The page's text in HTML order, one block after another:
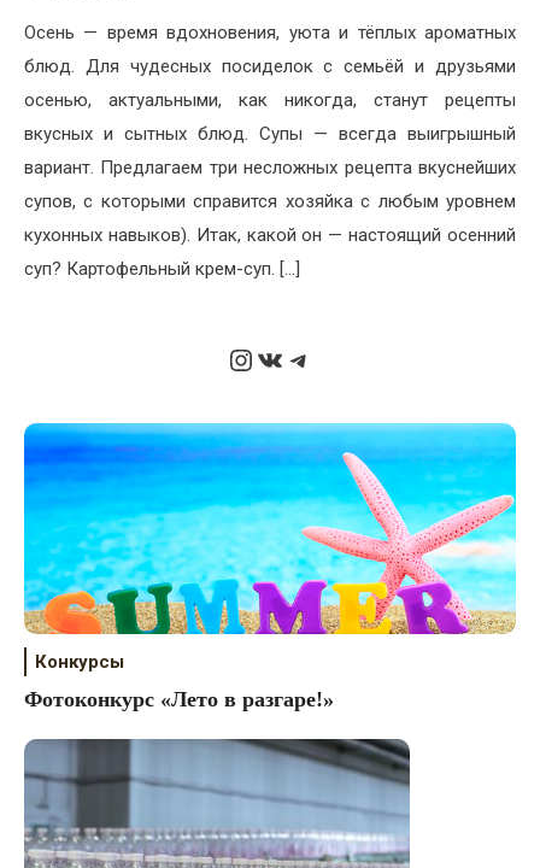
Осень — время вдохновения, уюта и тёплых ароматных
блюд. Для чудесных посиделок с семьёй и друзьями
осенью, актуальными, как никогда, станут рецепты
вкусных и сытных блюд. Супы — всегда выигрышный
вариант. Предлагаем три несложных рецепта вкуснейших
супов, с которыми справится хозяйка с любым уровнем
кухонных навыков). Итак, какой он — настоящий осенний
суп? Картофельный крем-суп. […]
Instagram
ВКонтакте
Telegram
Конкурсы
Фотоконкурс «Лето в разгаре!»